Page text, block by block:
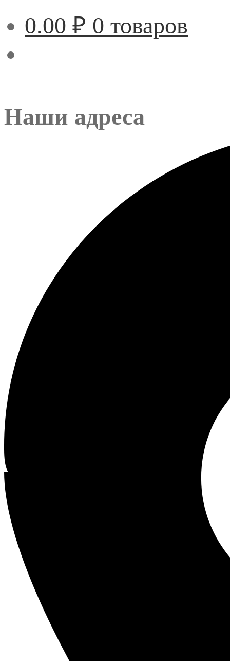
0.00 ₽ 0 товаров
Наши адреса